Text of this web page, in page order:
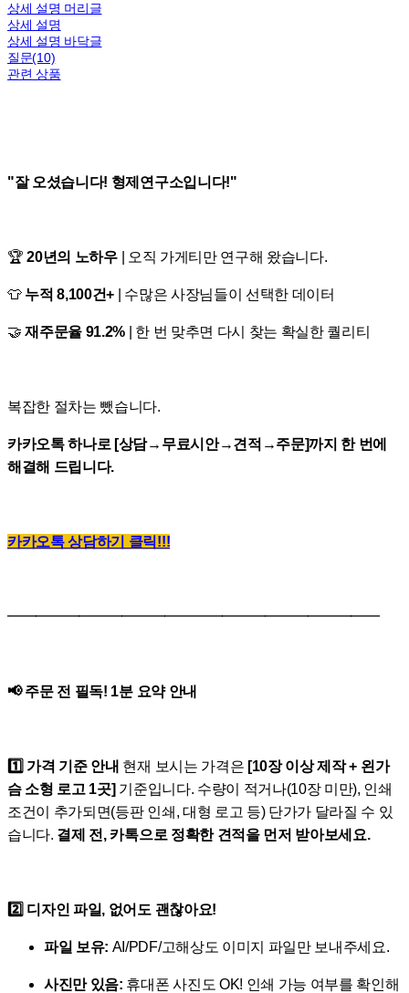
상세 설명 머리글
상세 설명
상세 설명 바닥글
질문(10)
관련 상품
"잘 오셨습니다! 형제연구소입니다!"
🏆20년의 노하우| 오직 가게티만 연구해 왔습니다.
👕 누적 8,100건+ | 수많은 사장님들이 선택한 데이터
🤝재주문율 91.2% | 한 번 맞추면 다시 찾는 확실한 퀄리티
복잡한 절차는 뺐습니다.
카카오톡 하나로 [상담→무료시안→견적→주문]까지 한 번에
해결해 드립니다.
카카오톡 상담하기 클릭!!!
━━━━━━━━━━━━━━━━━━━━━━━━━━
📢 주문 전 필독! 1분 요약 안내
1️⃣ 가격 기준 안내 현재 보시는 가격은 [10장 이상 제작 + 왼가
슴 소형 로고 1곳] 기준입니다. 수량이 적거나(10장 미만), 인쇄
조건이 추가되면(등판 인쇄, 대형 로고 등) 단가가 달라질 수 있
습니다. 결제 전, 카톡으로 정확한 견적을 먼저 받아보세요.
2️⃣ 디자인 파일, 없어도 괜찮아요!
파일 보유: AI/PDF/고해상도 이미지 파일만 보내주세요.
사진만 있음: 휴대폰 사진도 OK! 인쇄 가능 여부를 확인해